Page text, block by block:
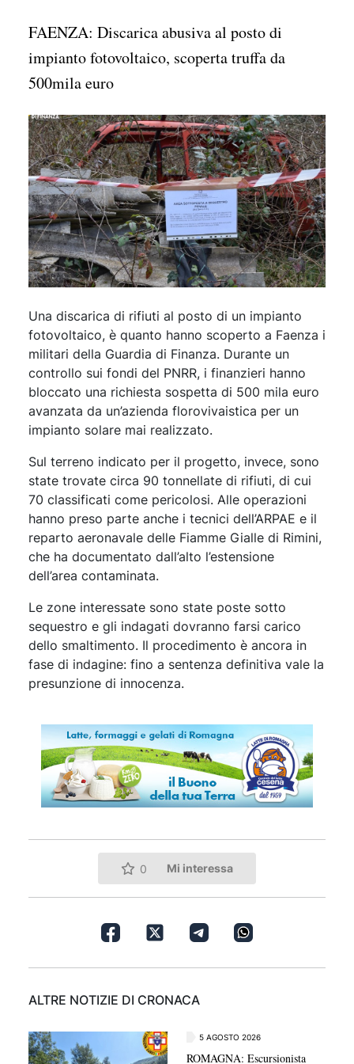
FAENZA: Discarica abusiva al posto di
impianto fotovoltaico, scoperta truffa da
500mila euro
Una discarica di rifiuti al posto di un impianto
fotovoltaico, è quanto hanno scoperto a Faenza i
militari della Guardia di Finanza. Durante un
controllo sui fondi del PNRR, i finanzieri hanno
bloccato una richiesta sospetta di 500 mila euro
avanzata da un’azienda florovivaistica per un
impianto solare mai realizzato.
Sul terreno indicato per il progetto, invece, sono
state trovate circa 90 tonnellate di rifiuti, di cui
70 classificati come pericolosi. Alle operazioni
hanno preso parte anche i tecnici dell’ARPAE e il
reparto aeronavale delle Fiamme Gialle di Rimini,
che ha documentato dall’alto l’estensione
dell’area contaminata.
Le zone interessate sono state poste sotto
sequestro e gli indagati dovranno farsi carico
dello smaltimento. Il procedimento è ancora in
fase di indagine: fino a sentenza definitiva vale la
presunzione di innocenza.
0 Mi interessa
ALTRE NOTIZIE DI CRONACA
5 AGOSTO 2026
ROMAGNA: Escursionista